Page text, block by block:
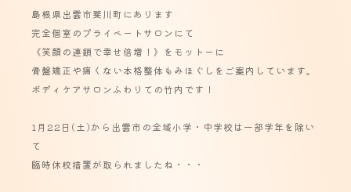
島根県出雲市斐川町にあります
完全個室のプライベートサロンにて
《笑顔の連鎖で幸せ倍増！》をモットーに
骨盤矯正や痛くない本格整体もみほぐしをご案内しています。
ボディケアサロンふわりての竹内です！
1月22日(土)から出雲市の全域小学・中学校は一部学年を除い
て
臨時休校措置が取られましたね・・・